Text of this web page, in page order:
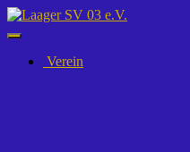
Navigation
umschalten
Verein